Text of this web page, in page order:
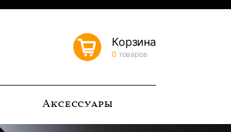
Корзина
0 товаров
Аксессуары